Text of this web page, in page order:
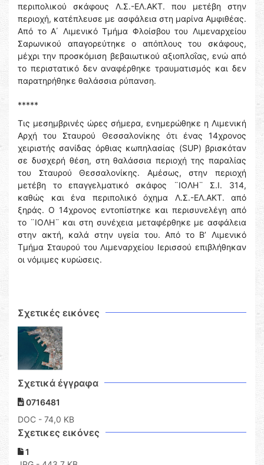
περιπολικού σκάφους Λ.Σ.-ΕΛ.ΑΚΤ. που μετέβη στην
περιοχή, κατέπλευσε με ασφάλεια στη μαρίνα Αμφιθέας.
Από το Α΄ Λιμενικό Τμήμα Φλοίσβου του Λιμεναρχείου
Σαρωνικού απαγορεύτηκε ο απόπλους του σκάφους,
μέχρι την προσκόμιση βεβαιωτικού αξιοπλοΐας, ενώ από
το περιστατικό δεν αναφέρθηκε τραυματισμός και δεν
παρατηρήθηκε θαλάσσια ρύπανση.
*****
Τις μεσημβρινές ώρες σήμερα, ενημερώθηκε η Λιμενική
Αρχή του Σταυρού Θεσσαλονίκης ότι ένας 14χρονος
χειριστής σανίδας όρθιας κωπηλασίας (SUP) βρισκόταν
σε δυσχερή θέση, στη θαλάσσια περιοχή της παραλίας
του Σταυρού Θεσσαλονίκης. Αμέσως, στην περιοχή
μετέβη το επαγγελματικό σκάφος ¨ΙΟΛΗ¨ Σ.Ι. 314,
καθώς και ένα περιπολικό όχημα Λ.Σ.-ΕΛ.ΑΚΤ. από
ξηράς. Ο 14χρονος εντοπίστηκε και περισυνελέγη από
το ¨ΙΟΛΗ¨ και στη συνέχεια μεταφέρθηκε με ασφάλεια
στην ακτή, καλά στην υγεία του. Από το Β’ Λιμενικό
Τμήμα Σταυρού του Λιμεναρχείου Ιερισσού επιβλήθηκαν
οι νόμιμες κυρώσεις.
Σχετικές εικόνες
Σχετικά έγγραφα
0716481
DOC - 74,0 KB
Σχετικες εικόνες
1